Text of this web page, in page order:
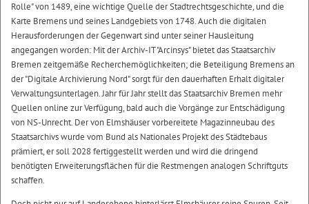
Rolle" von 1489, eine wichtige Quelle der Stadtrechtsgeschichte, und die
Karte Bremens und seines Landgebiets von 1748. Auch die digitalen
Herausforderungen der Gegenwart sind unter seiner Hausleitung
angegangen worden: Mit der Archiv-IT "Arcinsys" bietet das Staatsarchiv
Bremen zeitgemäße Recherchemöglichkeiten; die Beteiligung Bremens an
der "Digitale Archivierung Nord" sorgt für den dauerhaften Erhalt digitaler
Verwaltungsunterlagen. Jahr für Jahr stellt das Staatsarchiv Bremen mehr
Quellen online zur Verfügung, bald auch die Vorgänge zur Entschädigung
von NS-Unrecht. Der von Elmshäuser vorbereitete Magazinneubau des
Staatsarchivs wurde vom Bund als Nationales Projekt des Städtebaus
prämiert, er soll 2028 fertiggestellt werden und wird die dringend
benötigten Erweiterungsflächen für die Restmengen analogen Schriftguts
schaffen.